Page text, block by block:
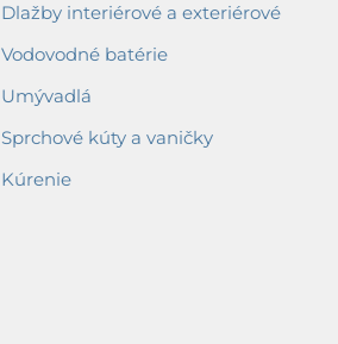
Dlažby interiérové a exteriérové
Vodovodné batérie
Umývadlá
Sprchové kúty a vaničky
Kúrenie